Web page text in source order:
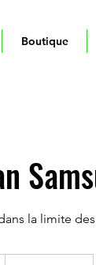
Boutique
la limite